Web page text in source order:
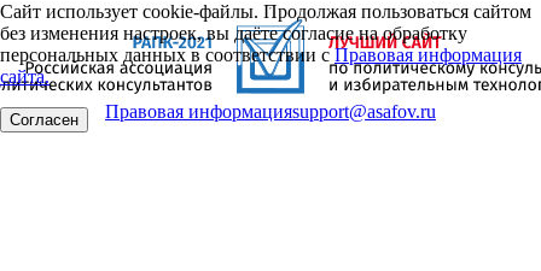
Сайт использует cookie-файлы. Продолжая пользоваться сайтом
без изменения настроек, вы даёте согласие на обработку
персональных данных в соответствии сПравовая информация
сайта.
Согласен Правовая информацияsupport@asafov.ru